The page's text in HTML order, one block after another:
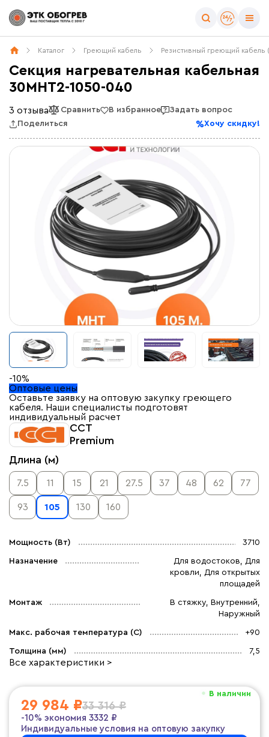
Каталог Греющий кабель Резистивный греющий
Секция нагревательная кабельная
30МНТ2-1050-040
3 отзыва Сравнить В избранное
Задать вопрос
Поделиться
Хочу скидку!
-10%
Оптовые цены
Оставьте заявку на оптовую закупку греющего
кабеля. Наши специалисты подготовят
индивидуальный расчет
ССТ
Premium
Длина (м)
7.5 11 15 21 27.5 37 48 62 77
93 105 130 160
Мощность (Вт) 3710
Назначение
Для водостоков, Для
кровли, Для открытых
площадей
Монтаж
В стяжку, Внутренний,
Наружный
Макс. рабочая температура (C) +90
Толщина (мм) 7,5
Все характеристики >
В наличии
29 984 ₽33 316 ₽
-10% экономия 3332 ₽
Индивидуальные условия на оптовую закупку